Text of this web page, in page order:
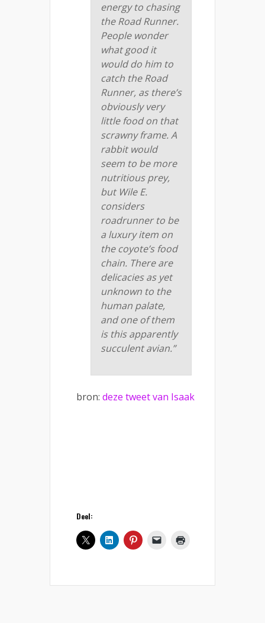
energy to chasing
the Road Runner.
People wonder
what good it
would do him to
catch the Road
Runner, as there’s
obviously very
little food on that
scrawny frame. A
rabbit would
seem to be more
nutritious prey,
but Wile E.
considers
roadrunner to be
a luxury item on
the coyote’s food
chain. There are
delicacies as yet
unknown to the
human palate,
and one of them
is this apparently
succulent avian.”
bron: deze tweet van Isaak
Deel: